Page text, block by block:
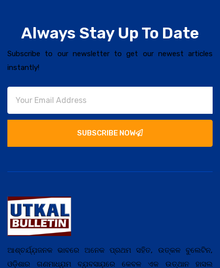
Always Stay Up To Date
Subscribe to our newsletter to get our newest articles
instantly!
SUBSCRIBE NOW
ଆଶ୍ଚର୍ଯ୍ଯ଼ଜନକ ଭାବରେ ଅନେକ ପ୍ରଥମ ସହିତ, ଉତ୍କଳ ବୁଲେଟିନ,
ଓଡ଼ିଶାର ଗଣମାଧ୍ଯ଼ମ ବ୍ଯ଼ବସାଯ଼ରେ କେବଳ ଏକ ଉତ୍ଥାନ ହାସଲ